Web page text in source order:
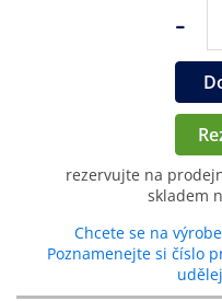
-
rezervujte na
skladem
Chcete se na
Poznamenejte si číslo